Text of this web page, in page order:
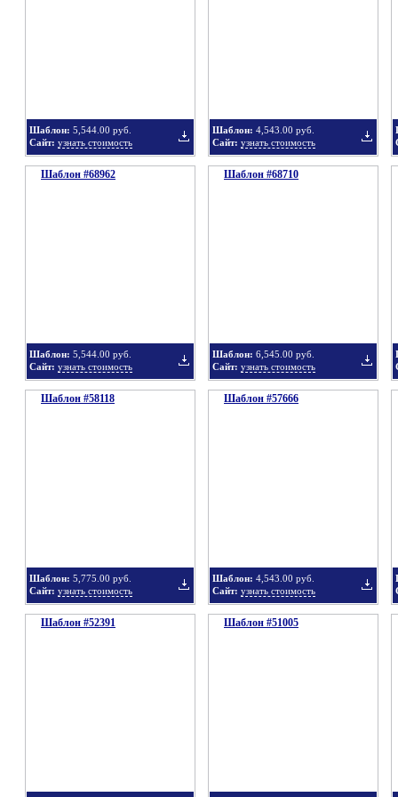
Шаблон: 5,544.00 руб.
Сайт: узнать стоимость
Шаблон: 4,543.00 руб.
Сайт: узнать стоимость
Шаблон #68962
Шаблон: 5,544.00 руб.
Сайт: узнать стоимость
Шаблон #68710
Шаблон: 6,545.00 руб.
Сайт: узнать стоимость
Шаблон #58118
Шаблон: 5,775.00 руб.
Сайт: узнать стоимость
Шаблон #57666
Шаблон: 4,543.00 руб.
Сайт: узнать стоимость
Шаблон #52391 Шаблон #51005